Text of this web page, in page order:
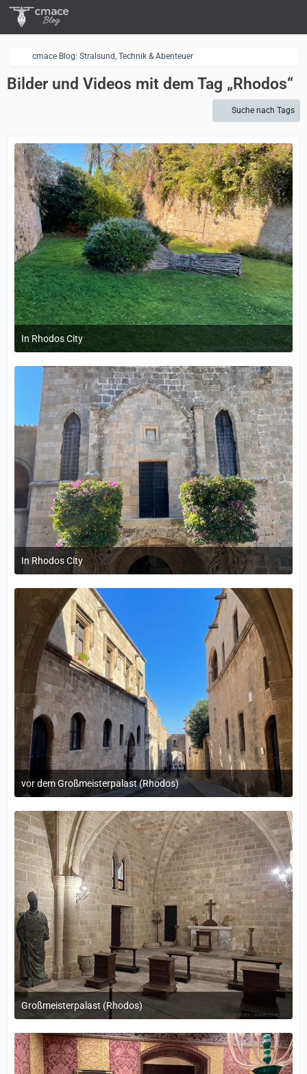
cmace Blog: Stralsund, Technik & Abenteuer
Bilder und Videos mit dem Tag „Rhodos“
Suche nach Tags
In Rhodos City
12. September 2022 um 14:05
In Rhodos City
12. September 2022 um 14:05
vor dem Großmeisterpalast (Rhodos)
12. September 2022 um 14:05
Großmeisterpalast (Rhodos)
12. September 2022 um 14:05